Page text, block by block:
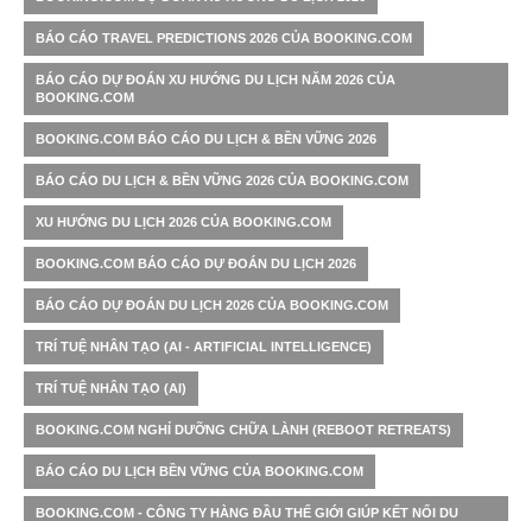
BÁO CÁO TRAVEL PREDICTIONS 2026 CỦA BOOKING.COM
BÁO CÁO DỰ ĐOÁN XU HƯỚNG DU LỊCH NĂM 2026 CỦA
BOOKING.COM
BOOKING.COM BÁO CÁO DU LỊCH & BỀN VỮNG 2026
BÁO CÁO DU LỊCH & BỀN VỮNG 2026 CỦA BOOKING.COM
XU HƯỚNG DU LỊCH 2026 CỦA BOOKING.COM
BOOKING.COM BÁO CÁO DỰ ĐOÁN DU LỊCH 2026
BÁO CÁO DỰ ĐOÁN DU LỊCH 2026 CỦA BOOKING.COM
TRÍ TUỆ NHÂN TẠO (AI - ARTIFICIAL INTELLIGENCE)
TRÍ TUỆ NHÂN TẠO (AI)
BOOKING.COM NGHỈ DƯỠNG CHỮA LÀNH (REBOOT RETREATS)
BÁO CÁO DU LỊCH BỀN VỮNG CỦA BOOKING.COM
BOOKING.COM - CÔNG TY HÀNG ĐẦU THẾ GIỚI GIÚP KẾT NỐI DU